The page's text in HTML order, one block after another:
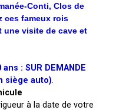
Conti, Clos de
ces fameux rois
une visite de cave et
: SUR DEMANDE
siège auto)
à la date de votre